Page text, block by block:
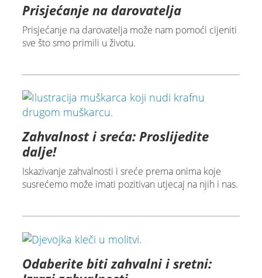
Prisjećanje na darovatelja
Prisjećanje na darovatelja može nam pomoći cijeniti
sve što smo primili u životu.
Zahvalnost i sreća: Proslijedite
dalje!
Iskazivanje zahvalnosti i sreće prema onima koje
susrećemo može imati pozitivan utjecaj na njih i nas.
Odaberite biti zahvalni i sretni: